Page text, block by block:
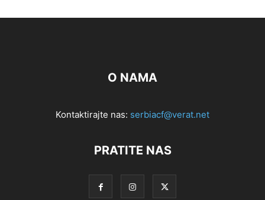
O NAMA
Kontaktirajte nas: serbiacf@verat.net
PRATITE NAS